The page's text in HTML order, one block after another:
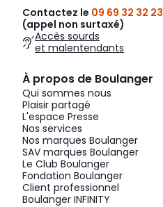
Contactez le 09 69 32 32 23
(appel non surtaxé)
Accès sourds
et malentendants
À propos de Boulanger
Qui sommes nous
Plaisir partagé
L'espace Presse
Nos services
Nos marques Boulanger
SAV marques Boulanger
Le Club Boulanger
Fondation Boulanger
Client professionnel
Boulanger INFINITY